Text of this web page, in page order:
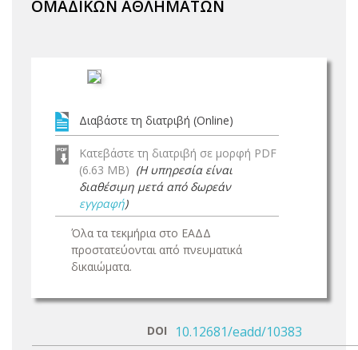
ΟΜΑΔΙΚΩΝ ΑΘΛΗΜΑΤΩΝ
Διαβάστε τη διατριβή (Online)
Κατεβάστε τη διατριβή σε μορφή PDF
(6.63 MB) (Η υπηρεσία είναι
διαθέσιμη μετά από δωρεάν
εγγραφή)
Όλα τα τεκμήρια στο ΕΑΔΔ
προστατεύονται από πνευματικά
δικαιώματα.
DOI 10.12681/eadd/10383